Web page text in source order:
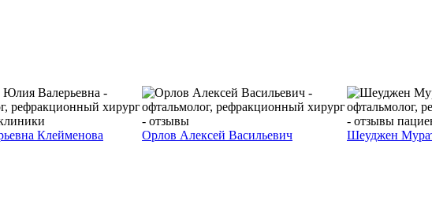
Клейменова
Орлов Алексей Васильевич Шеуджен